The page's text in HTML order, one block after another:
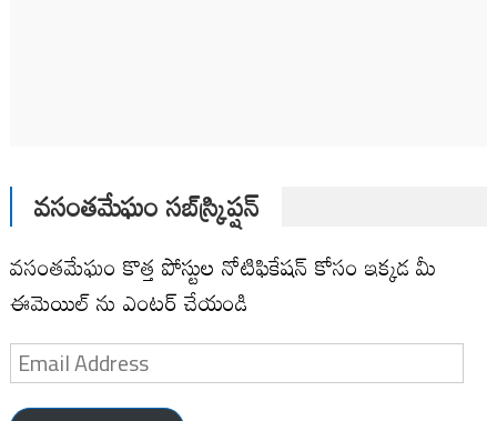
వసంతమేఘం సబ్‌స్క్రిప్షన్
వసంతమేఘం కొత్త పోస్టుల నోటిఫికేషన్ కోసం ఇక్కడ మీ
ఈమెయిల్ ను ఎంటర్ చేయండి
Email
Address